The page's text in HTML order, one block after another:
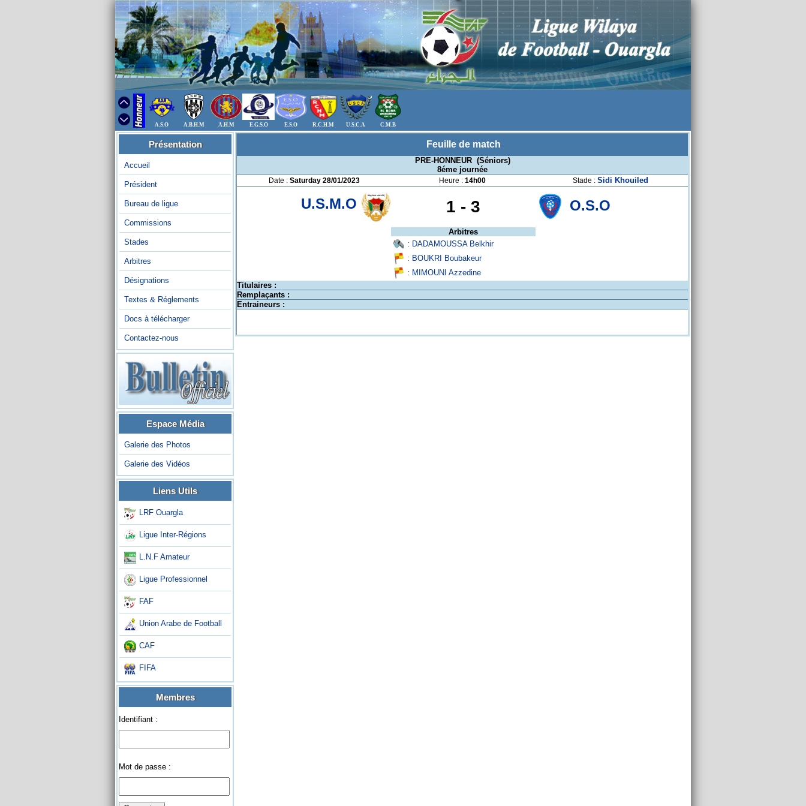
A.S.O A.B.H.M A.H.M E.G.S.O E.S.O R.C.H.M U.S.C.A C.M.B
Présentation
Accueil
Président
Bureau de ligue
Commissions
Stades
Arbitres
Désignations
Textes & Réglements
Docs à télécharger
Contactez-nous
Espace Média
Galerie des Photos
Galerie des Vidéos
Liens Utils
LRF Ouargla
Ligue Inter-Régions
L.N.F Amateur
Ligue Professionnel
FAF
Union Arabe de Football
CAF
FIFA
Membres
Identifiant :
Mot de passe :
Feuille de match
PRE-HONNEUR (Séniors)
8éme journée
Date : Saturday 28/01/2023 Heure : 14h00 Stade : Sidi Khouiled
U.S.M.O 1 - 3 O.S.O
Arbitres
: DADAMOUSSA Belkhir
: BOUKRI Boubakeur
: MIMOUNI Azzedine
Titulaires :
Remplaçants :
Entraineurs :